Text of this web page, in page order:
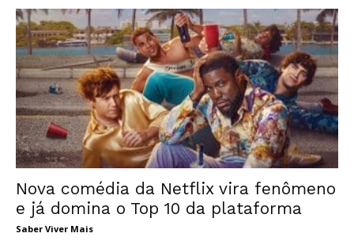
Nova comédia da Netflix vira fenômeno
e já domina o Top 10 da plataforma
Saber Viver Mais